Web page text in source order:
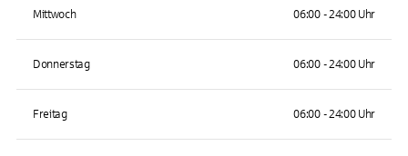
Mittwoch 06:00 - 24:00 Uhr
Donnerstag 06:00 - 24:00 Uhr
Freitag 06:00 - 24:00 Uhr